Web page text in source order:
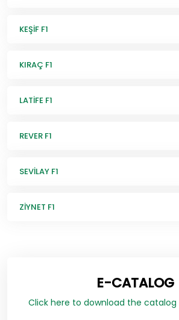
KEŞİF F1
KIRAÇ F1
LATİFE F1
REVER F1
SEVİLAY F1
ZİYNET F1
E-CATALOG
Click here to download the catalog